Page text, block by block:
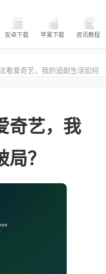
安卓下载 苹果下载 资讯教程
看爱奇艺，我的追剧生活如何
奇艺，我
？